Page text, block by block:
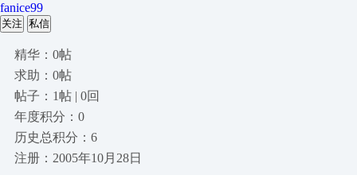
fanice99
关注 私信
精华：0帖
求助：0帖
帖子：1帖 | 0回
年度积分：0
历史总积分：6
注册：2005年10月28日